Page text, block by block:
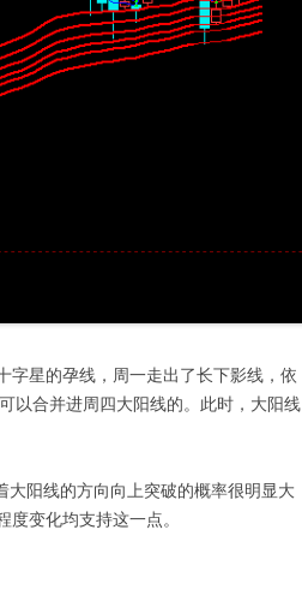
字星的孕线，周一走出了长下影线，依
以合并进周四大阳线的。此时，大阳线
阳线的方向向上突破的概率很明显大
变化均支持这一点。